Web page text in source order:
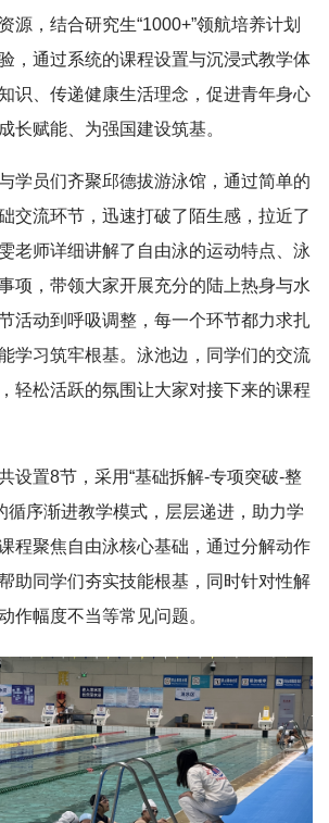
源，结合研究生“1000+”领航培养计划
，通过系统的课程设置与沉浸式教学体
识、传递健康生活理念，促进青年身心
长赋能、为强国建设筑基。
学员们齐聚邱德拔游泳馆，通过简单的
交流环节，迅速打破了陌生感，拉近了
老师详细讲解了自由泳的运动特点、泳
项，带领大家开展充分的陆上热身与水
活动到呼吸调整，每一个环节都力求扎
学习筑牢根基。泳池边，同学们的交流
轻松活跃的氛围让大家对接下来的课程
设置8节，采用“基础拆解-专项突破-整
循序渐进教学模式，层层递进，助力学
程聚焦自由泳核心基础，通过分解动作
助同学们夯实技能根基，同时针对性解
作幅度不当等常见问题。